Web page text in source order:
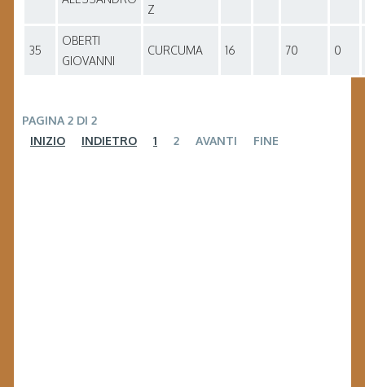
Z
35
OBERTI
GIOVANNI
CURCUMA 16 70 0
PAGINA 2 DI 2
INIZIO
INDIETRO 1 2 AVANTI FINE